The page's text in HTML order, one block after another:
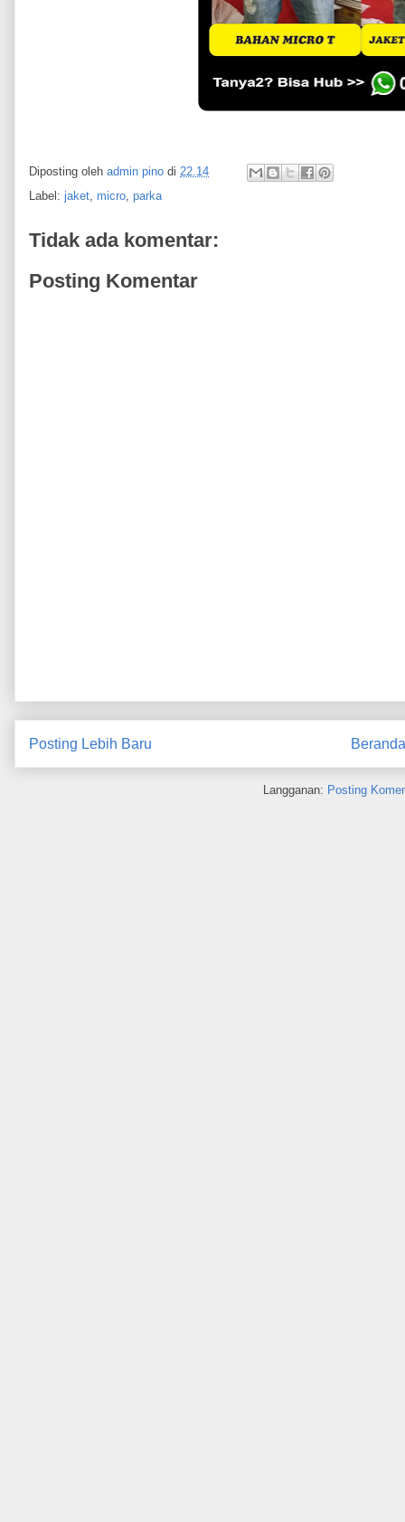
Diposting oleh admin pino di 22.14
Label: jaket micro parka
Tidak ada komentar:
Posting Komentar
Posting Lebih Baru Beranda
Langganan: Posting